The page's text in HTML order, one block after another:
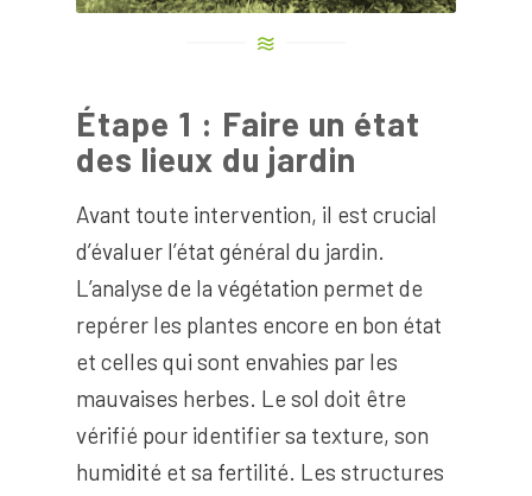
Étape 1 : Faire un état
des lieux du jardin
Avant toute intervention, il est crucial
d’évaluer l’état général du jardin.
L’analyse de la végétation permet de
repérer les plantes encore en bon état
et celles qui sont envahies par les
mauvaises herbes. Le sol doit être
vérifié pour identifier sa texture, son
humidité et sa fertilité. Les structures